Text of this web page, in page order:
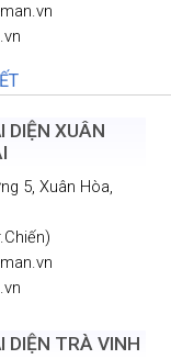
DIỆN XUÂN
5, Xuân Hòa,
DIỆN TRÀ VINH